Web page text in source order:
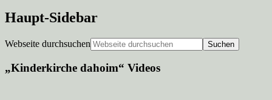
Haupt-Sidebar
Webseite durchsuchen
„Kinderkirche dahoim“ Videos